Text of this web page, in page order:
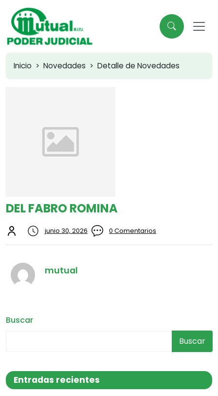
Buscar
Buscar
Entradas recientes
Inicio Novedades Detalle de Novedades
DEL FABRO ROMINA
junio 30, 2026 0 Comentarios
mutual